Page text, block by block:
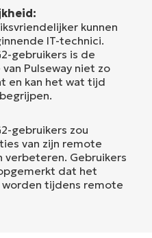
kunnen
IT-technici.
gebruikers is de
Pulseway niet zo
en kan het wat tijd
gebruikers zou
van zijn remote
verbeteren. Gebruikers
dat het
tijdens remote